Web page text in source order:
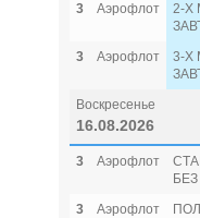
3
Аэрофлот
2-Х
3
Аэрофлот
3-Х
Воскресенье
16.08.2026
3 Аэрофлот
3
Аэрофлот